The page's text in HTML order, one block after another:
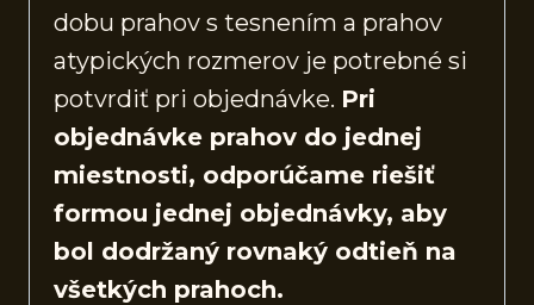
dobu prahov s tesnením a prahov
atypických rozmerov je potrebné si
potvrdiť pri objednávke. Pri
objednávke prahov do jednej
miestnosti, odporúčame riešiť
formou jednej objednávky, aby
bol dodržaný rovnaký odtieň na
všetkých prahoch.